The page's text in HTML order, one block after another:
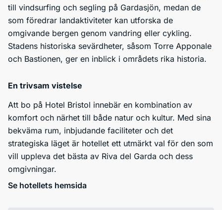
till vindsurfing och segling på Gardasjön, medan de
som föredrar landaktiviteter kan utforska de
omgivande bergen genom vandring eller cykling.
Stadens historiska sevärdheter, såsom Torre Apponale
och Bastionen, ger en inblick i områdets rika historia.
En trivsam vistelse
Att bo på Hotel Bristol innebär en kombination av
komfort och närhet till både natur och kultur. Med sina
bekväma rum, inbjudande faciliteter och det
strategiska läget är hotellet ett utmärkt val för den som
vill uppleva det bästa av Riva del Garda och dess
omgivningar.
Se hotellets hemsida